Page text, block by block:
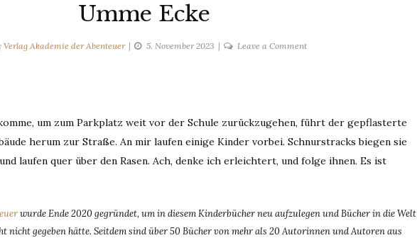
Umme Ecke
Verlag Akademie der Abenteuer 5. November 2023 Leave a Commenton
um zum Parkplatz weit vor der Schule zurückzugehen, führt der gepflasterte
herum zur Straße. An mir laufen einige Kinder vorbei. Schnurstracks biegen sie
laufen quer über den Rasen. Ach, denke ich erleichtert, und folge ihnen. Es ist
wurde Ende 2020 gegründet, um in diesem Kinderbücher neu aufzulegen und Bücher in die Welt
nicht gegeben hätte. Seitdem sind über 50 Bücher von mehr als 20 Autorinnen und Autoren aus